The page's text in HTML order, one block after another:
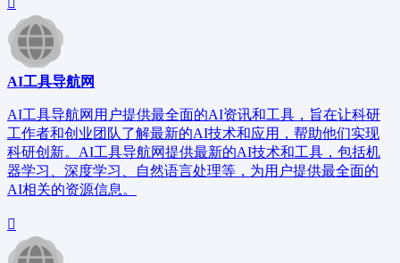
AI工具导航网
AI工具导航网用户提供最全面的AI资讯和工具，旨在让科研
工作者和创业团队了解最新的AI技术和应用，帮助他们实现
科研创新。AI工具导航网提供最新的AI技术和工具，包括机
器学习、深度学习、自然语言处理等，为用户提供最全面的
AI相关的资源信息。